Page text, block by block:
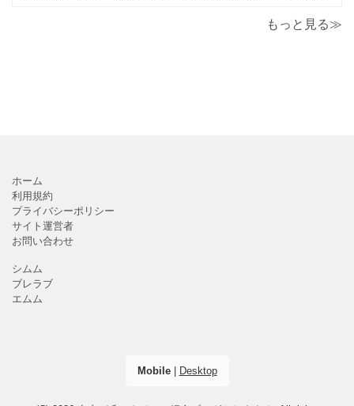
もっと見る≫
ホーム
利用規約
プライバシーポリシー
サイト運営者
お問い合わせ
シムム
ブレラブ
エムム
Mobile| Desktop